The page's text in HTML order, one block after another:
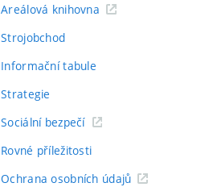
Areálová knihovna
Strojobchod
Informační tabule
Strategie
Sociální bezpečí
Rovné příležitosti
Ochrana osobních údajů